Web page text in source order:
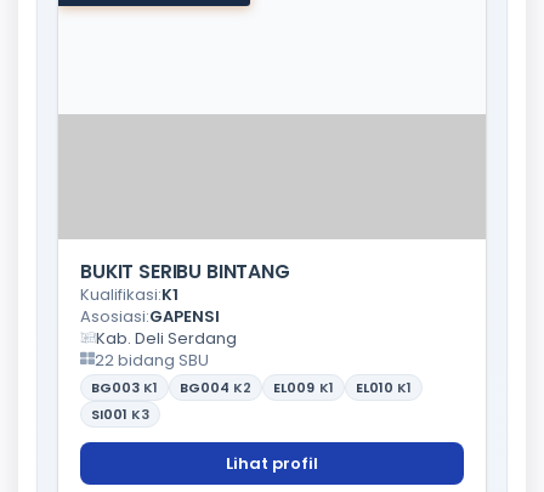
BUKIT SERIBU BINTANG
Kualifikasi:K1
Asosiasi:GAPENSI
Kab. Deli Serdang
22 bidang SBU
BG003 K1 BG004 K2 EL009 K1 EL010 K1
SI001 K3
Lihat profil